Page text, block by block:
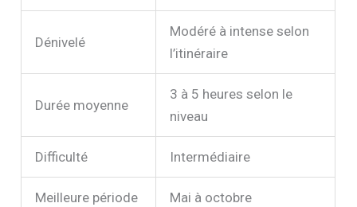
Dénivelé
Modéré à intense selon
l’itinéraire
Durée moyenne
3 à 5 heures selon le
niveau
Difficulté Intermédiaire
Meilleure période Mai à octobre